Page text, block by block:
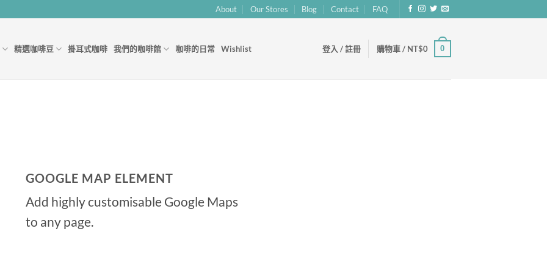
About Our Stores Blog Contact FAQ
精選咖啡豆 掛耳式咖啡 我們的咖啡館 咖啡的日常 Wishlist 登入 / 註冊 購物車 / NT$0 0
GOOGLE MAP ELEMENT
Add highly customisable Google Maps
to any page.